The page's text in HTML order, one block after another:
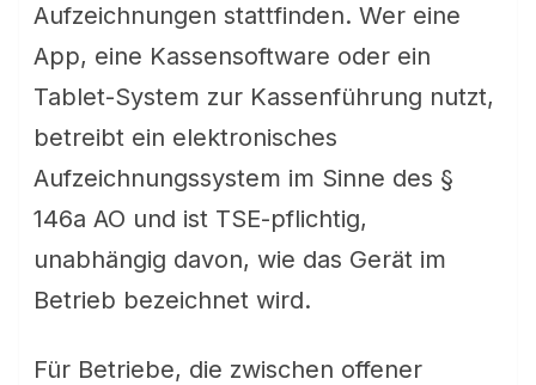
Aufzeichnungen stattfinden. Wer eine
App, eine Kassensoftware oder ein
Tablet-System zur Kassenführung nutzt,
betreibt ein elektronisches
Aufzeichnungssystem im Sinne des §
146a AO und ist TSE-pflichtig,
unabhängig davon, wie das Gerät im
Betrieb bezeichnet wird.
Für Betriebe, die zwischen offener